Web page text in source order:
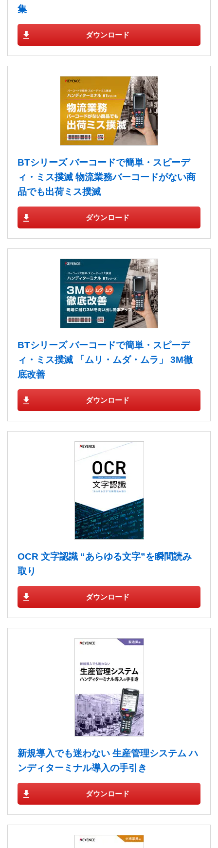
集
ダウンロード
BTシリーズ バーコードで簡単・スピーデ
ィ・ミス撲滅 物流業務バーコードがない商
品でも出荷ミス撲滅
ダウンロード
BTシリーズ バーコードで簡単・スピーデ
ィ・ミス撲滅 「ムリ・ムダ・ムラ」 3M徹
底改善
ダウンロード
OCR 文字認識 “あらゆる文字”を瞬間読み
取り
ダウンロード
新規導入でも迷わない 生産管理システム ハ
ンディターミナル導入の手引き
ダウンロード